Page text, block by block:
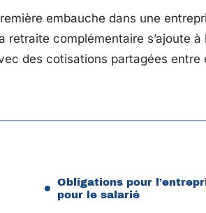
embauche dans une
complémentaire s’ajoute à
des cotisations partagées entre
Obligations pour
pour le salarié